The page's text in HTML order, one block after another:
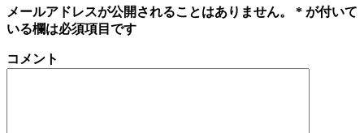
メールアドレスが公開されることはありません。 * が付いて
いる欄は必須項目です
コメント